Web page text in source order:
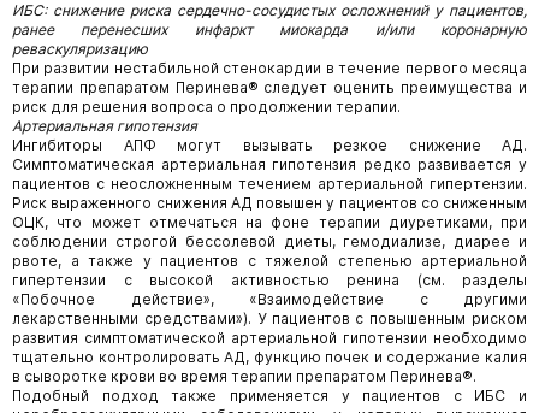
ИБС: снижение риска сердечно-сосудистых осложнений у пациентов,
ранее перенесших инфаркт миокарда и/или коронарную
реваскуляризацию
При развитии нестабильной стенокардии в течение первого месяца
терапии препаратом Перинева® следует оценить преимущества и
риск для решения вопроса о продолжении терапии.
Артериальная гипотензия
Ингибиторы АПФ могут вызывать резкое снижение АД.
Симптоматическая артериальная гипотензия редко развивается у
пациентов с неосложненным течением артериальной гипертензии.
Риск выраженного снижения АД повышен у пациентов со сниженным
ОЦК, что может отмечаться на фоне терапии диуретиками, при
соблюдении строгой бессолевой диеты, гемодиализе, диарее и
рвоте, а также у пациентов с тяжелой степенью артериальной
гипертензии с высокой активностью ренина (см. разделы
«Побочное действие», «Взаимодействие с другими
лекарственными средствами»). У пациентов с повышенным риском
развития симптоматической артериальной гипотензии необходимо
тщательно контролировать АД, функцию почек и содержание калия
в сыворотке крови во время терапии препаратом Перинева®.
Подобный подход также применяется у пациентов с ИБС и